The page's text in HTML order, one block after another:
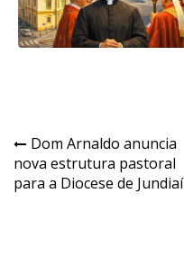
Navegação
de
Dom Arnaldo anuncia
nova estrutura pastoral
para a Diocese de Jundiaí